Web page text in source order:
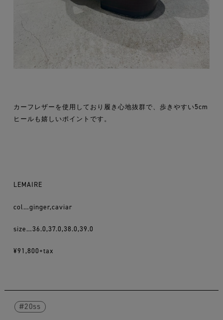
カーフレザーを使用しており履き心地抜群で、歩きやすい5cm
ヒールも嬉しいポイントです。
LEMAIRE
col…ginger,caviar
size…36.0,37.0,38.0,39.0
¥91,800+tax
20ss